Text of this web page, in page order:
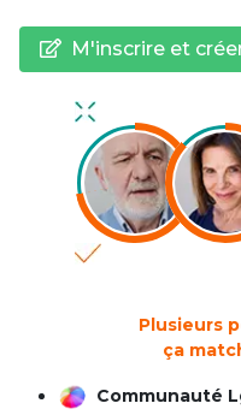
M'inscrire et
Plusieurs
ça
Communauté